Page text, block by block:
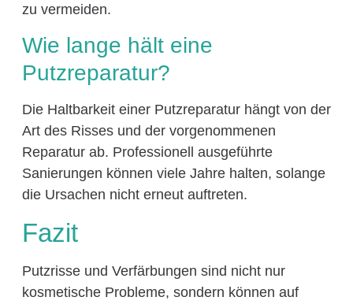
zu vermeiden.
Wie lange hält eine
Putzreparatur?
Die Haltbarkeit einer Putzreparatur hängt von der
Art des Risses und der vorgenommenen
Reparatur ab. Professionell ausgeführte
Sanierungen können viele Jahre halten, solange
die Ursachen nicht erneut auftreten.
Fazit
Putzrisse und Verfärbungen sind nicht nur
kosmetische Probleme, sondern können auf